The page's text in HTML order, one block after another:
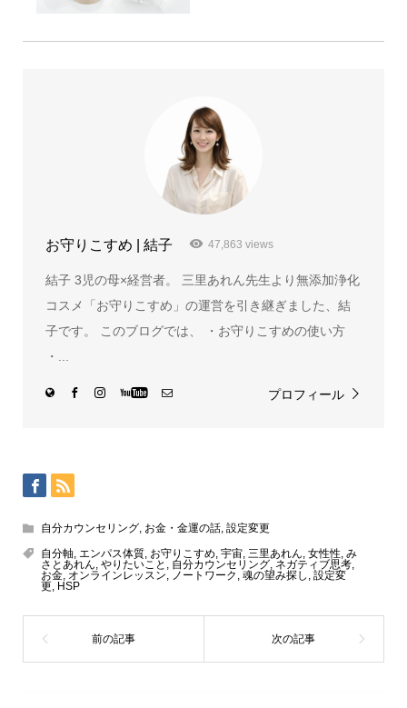
お守りこすめ | 結子 47,863 views
結子 3児の母×経営者。 三里あれん先生より無添加浄化
コスメ「お守りこすめ」の運営を引き継ぎました、結
子です。 このブログでは、 ・お守りこすめの使い方
・...
プロフィール
自分カウンセリング, お金・金運の話, 設定変更
自分軸, エンパス体質, お守りこすめ, 宇宙, 三里あれん, 女性性, み
さとあれん, やりたいこと , 自分カウンセリング, ネガティブ思考,
お金, オンラインレッスン, ノートワーク , 魂の望み探し , 設定変
更, HSP